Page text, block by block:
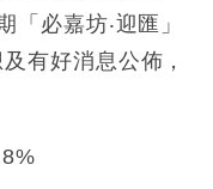
7周創逾3年最長跌勢
「必嘉坊‧迎匯」
有好消息公佈，